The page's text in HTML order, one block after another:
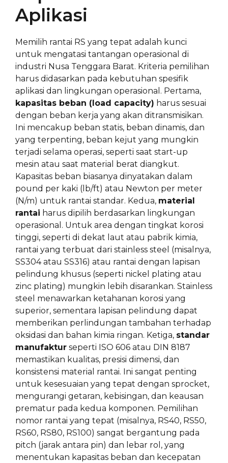
Aplikasi
Memilih rantai RS yang tepat adalah kunci
untuk mengatasi tantangan operasional di
industri Nusa Tenggara Barat. Kriteria pemilihan
harus didasarkan pada kebutuhan spesifik
aplikasi dan lingkungan operasional. Pertama,
kapasitas beban (load capacity) harus sesuai
dengan beban kerja yang akan ditransmisikan.
Ini mencakup beban statis, beban dinamis, dan
yang terpenting, beban kejut yang mungkin
terjadi selama operasi, seperti saat start-up
mesin atau saat material berat diangkut.
Kapasitas beban biasanya dinyatakan dalam
pound per kaki (lb/ft) atau Newton per meter
(N/m) untuk rantai standar. Kedua, material
rantai harus dipilih berdasarkan lingkungan
operasional. Untuk area dengan tingkat korosi
tinggi, seperti di dekat laut atau pabrik kimia,
rantai yang terbuat dari stainless steel (misalnya,
SS304 atau SS316) atau rantai dengan lapisan
pelindung khusus (seperti nickel plating atau
zinc plating) mungkin lebih disarankan. Stainless
steel menawarkan ketahanan korosi yang
superior, sementara lapisan pelindung dapat
memberikan perlindungan tambahan terhadap
oksidasi dan bahan kimia ringan. Ketiga, standar
manufaktur seperti ISO 606 atau DIN 8187
memastikan kualitas, presisi dimensi, dan
konsistensi material rantai. Ini sangat penting
untuk kesesuaian yang tepat dengan sprocket,
mengurangi getaran, kebisingan, dan keausan
prematur pada kedua komponen. Pemilihan
nomor rantai yang tepat (misalnya, RS40, RS50,
RS60, RS80, RS100) sangat bergantung pada
pitch (jarak antara pin) dan lebar rol, yang
menentukan kapasitas beban dan kecepatan